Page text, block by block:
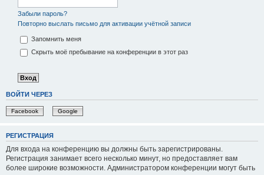
Забыли пароль?
Повторно выслать письмо для активации учётной записи
Запомнить меня
Скрыть моё пребывание на конференции в этот раз
ВОЙТИ ЧЕРЕЗ
Facebook Google
РЕГИСТРАЦИЯ
Для входа на конференцию вы должны быть зарегистрированы.
Регистрация занимает всего несколько минут, но предоставляет вам
более широкие возможности. Администратором конференции могут быть